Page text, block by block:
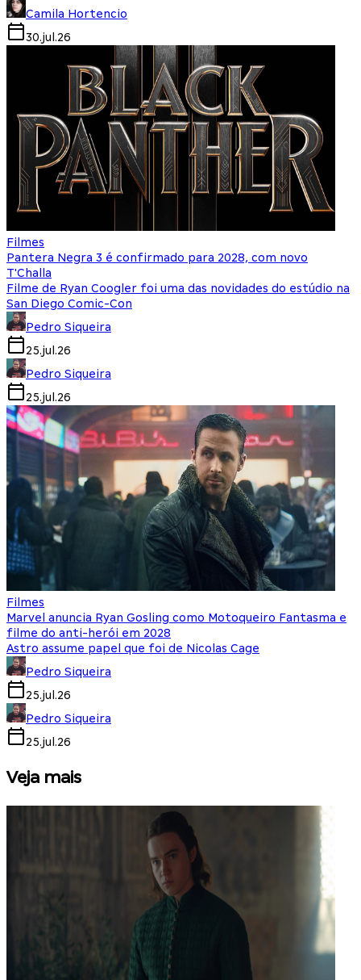
Camila Hortencio
30.jul.26
Filmes
Pantera Negra 3 é confirmado para 2028, com novo
T'Challa
Filme de Ryan Coogler foi uma das novidades do estúdio na
San Diego Comic-Con
Pedro Siqueira
25.jul.26
Pedro Siqueira
25.jul.26
Filmes
Marvel anuncia Ryan Gosling como Motoqueiro Fantasma e
filme do anti-herói em 2028
Astro assume papel que foi de Nicolas Cage
Pedro Siqueira
25.jul.26
Pedro Siqueira
25.jul.26
Veja mais